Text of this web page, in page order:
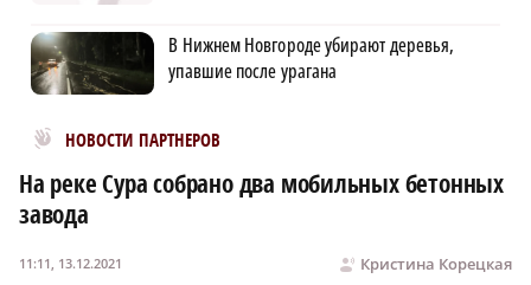
В Нижнем Новгороде убирают деревья,
упавшие после урагана
НОВОСТИ ПАРТНЕРОВ
Новости МирТесен
На реке Cура собрано два мобильных бетонных
завода
Кристина Корецкая
11:11, 13.12.2021